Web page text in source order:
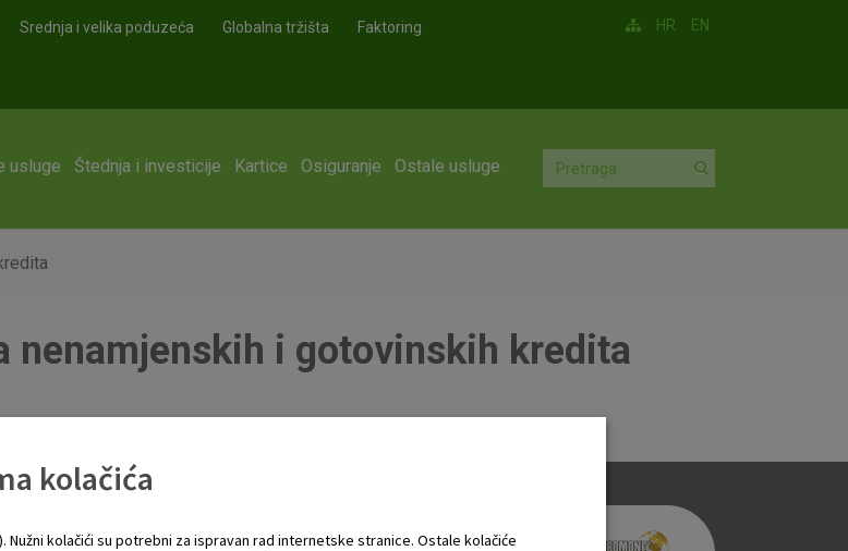
Srednja i velika poduzeća Globalna tržišta Faktoring HR EN
usluge Štednja i investicije Kartice Osiguranje Ostale usluge
nenamjenskih i gotovinskih kredita
kolačića
Nužni kolačići su potrebni za ispravan rad internetske stranice. Ostale kolačiće